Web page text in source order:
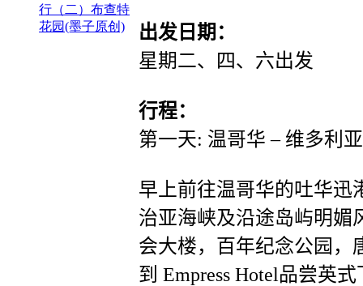
行（二）布查特
花园(墨子原创)
出发日期：
星期二、四、六出发
行程：
第一天: 温哥华 – 维多利
早上前往温哥华的吐华迅
治亚海峡及沿途岛屿明媚
会大楼，百年纪念公园 ，
到 Empress Hotel品尝英